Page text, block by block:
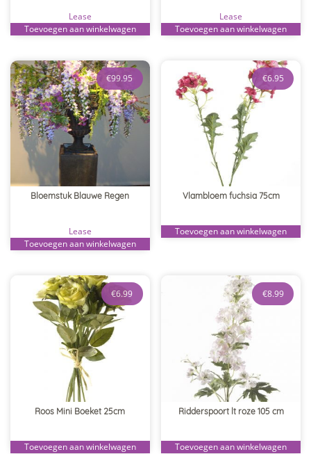
Lease
Toevoegen aan winkelwagen
Lease
Toevoegen aan winkelwagen
Bloemstuk Blauwe Regen
€99.95
Lease
Toevoegen aan winkelwagen
Vlambloem fuchsia 75cm
€6.95
Toevoegen aan winkelwagen
Roos Mini Boeket 25cm
€6.99
Toevoegen aan winkelwagen
Ridderspoort lt roze 105 cm
€8.99
Toevoegen aan winkelwagen